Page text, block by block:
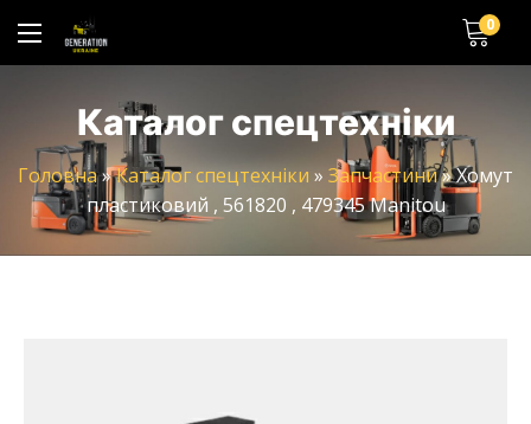
0
Каталог спецтехніки
Головна»Каталог спецтехніки » Запчастини»Хомут
пластиковий , 561820 , 479345 Manitou